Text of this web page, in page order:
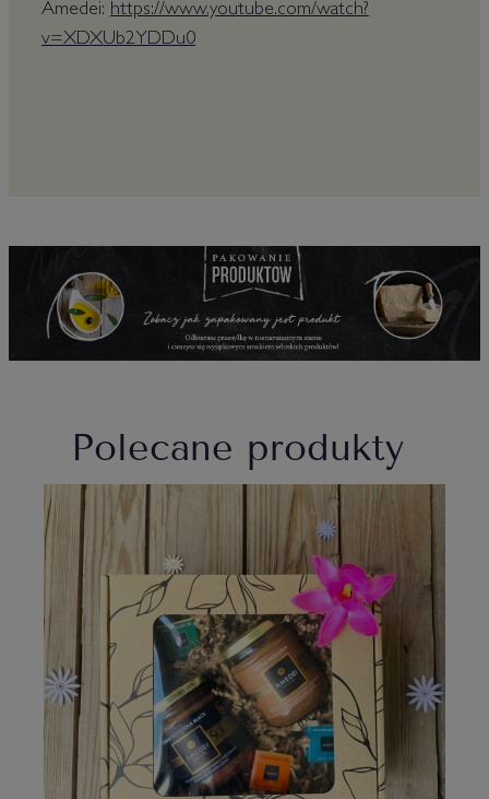
Amedei: https://www.youtube.com/watch?
v=XDXUb2YDDu0
Polecane produkty